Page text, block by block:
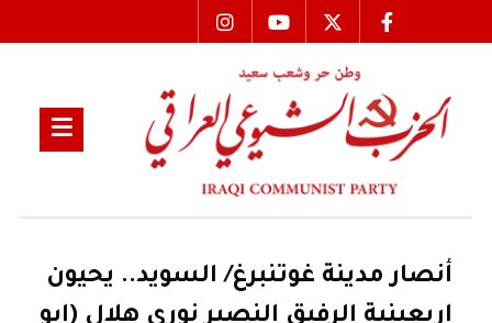
أنصار مدينة غوتنبرغ/ السويد.. يحيون